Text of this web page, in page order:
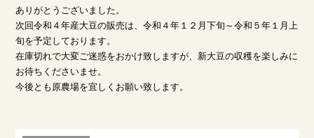
ありがとうございました。
次回令和４年産大豆の販売は、令和４年１２月下旬～令和５年１月上
旬を予定しております。
在庫切れで大変ご迷惑をおかけ致しますが、新大豆の収穫を楽しみに
お待ちくださいませ。
今後とも原農場を宜しくお願い致します。